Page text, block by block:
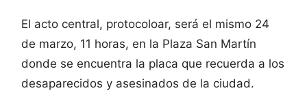
El acto central, protocoloar, será el mismo 24
de marzo, 11 horas, en la Plaza San Martín
donde se encuentra la placa que recuerda a los
desaparecidos y asesinados de la ciudad.